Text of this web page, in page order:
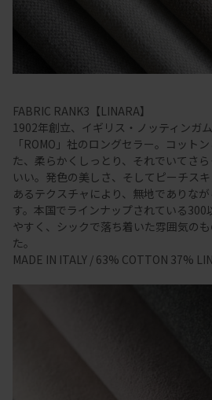
FABRIC RANK3【LINARA】
1902年創立、イギリス・ノッティンガ
「ROMO」社のロングセラー。コット
た、柔らかくしっとり、それでいてさ
いい。発色の美しさ、そしてピーチス
あるテクスチャにより、無地でありな
す。本国でラインナップされている
やすく、シックで落ち着いた雰囲気の
た。
MADE IN ITALY / 63% COTTON 37%